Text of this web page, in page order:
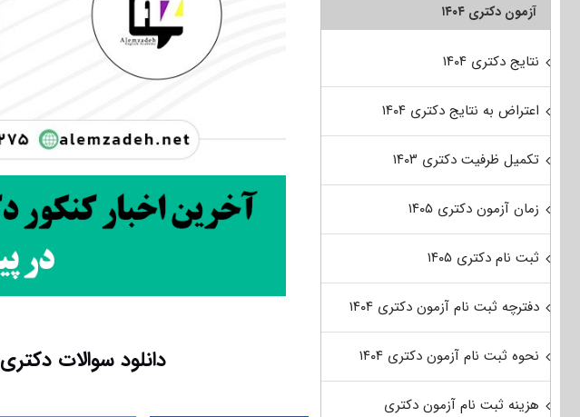
دانلود سوالات دکتری 99 شیمی معدنی کد 2214
آزمون دکتری ۱۴۰۴
نتایج دکتری ۱۴۰۴
اعتراض به نتایج دکتری ۱۴۰۴
تکمیل ظرفیت دکتری ۱۴۰۳
زمان آزمون دکتری ۱۴۰۵
ثبت نام دکتری ۱۴۰۵
دفترچه ثبت نام آزمون دکتری ۱۴۰۴
نحوه ثبت نام آزمون دکتری ۱۴۰۴
هزینه ثبت نام آزمون دکتری